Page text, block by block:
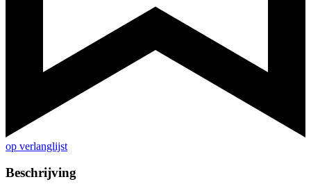
op verlanglijst
Beschrijving